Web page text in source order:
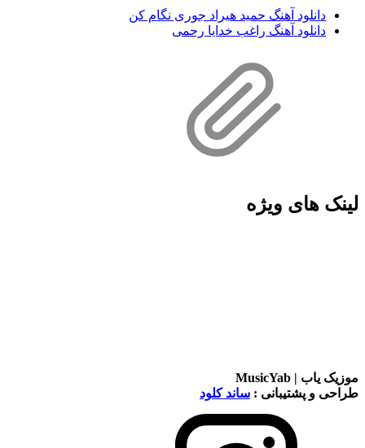
دانلود آهنگ حمید هیراد جوری نگام کن
دانلود آهنگ راغب خدایا رحمی
لینک های ویژه
موزیک یاب | MusicYab
طراحی و پشتیبانی : ساند کلود